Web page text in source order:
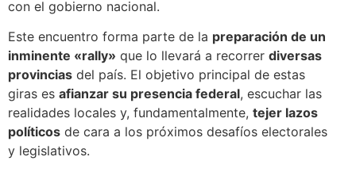
con el gobierno nacional.
Este encuentro forma parte de la preparación de un
inminente «rally» que lo llevará a recorrer diversas
provincias del país. El objetivo principal de estas
giras es afianzar su presencia federal, escuchar las
realidades locales y, fundamentalmente, tejer lazos
políticos de cara a los próximos desafíos electorales
y legislativos.